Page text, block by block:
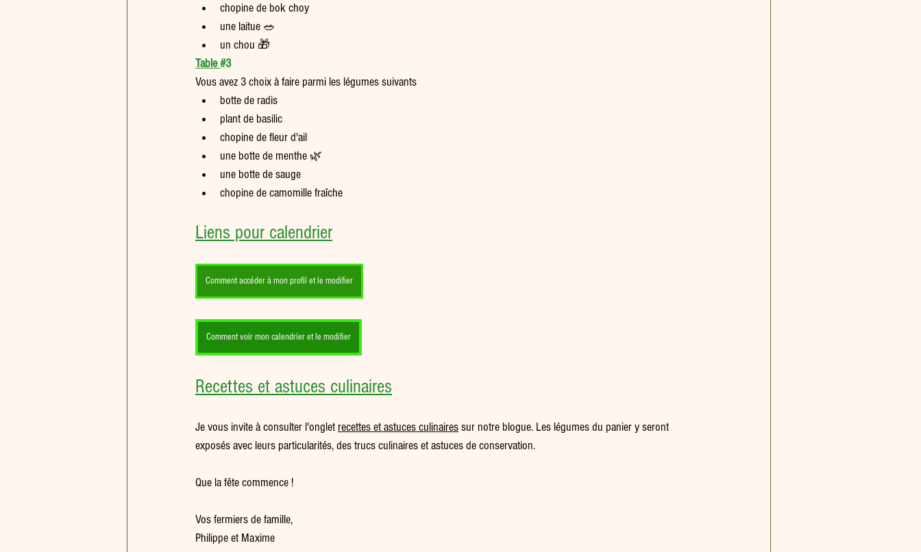
chopine de bok choy
une laitue 🥗
un chou 🎁
Table #3
Vous avez 3 choix à faire parmi les légumes suivants
botte de radis
plant de basilic
chopine de fleur d'ail
une botte de menthe 🌿
une botte de sauge
chopine de camomille fraîche
Liens pour calendrier
Comment accéder à mon profil et le modifier
Comment voir mon calendrier et le modifier
Recettes et astuces culinaires
Je vous invite à consulter l'onglet recettes et astuces culinaires sur notre blogue. Les légumes du panier y seront
exposés avec leurs particularités, des trucs culinaires et astuces de conservation.
Que la fête commence !
Vos fermiers de famille,
Philippe et Maxime